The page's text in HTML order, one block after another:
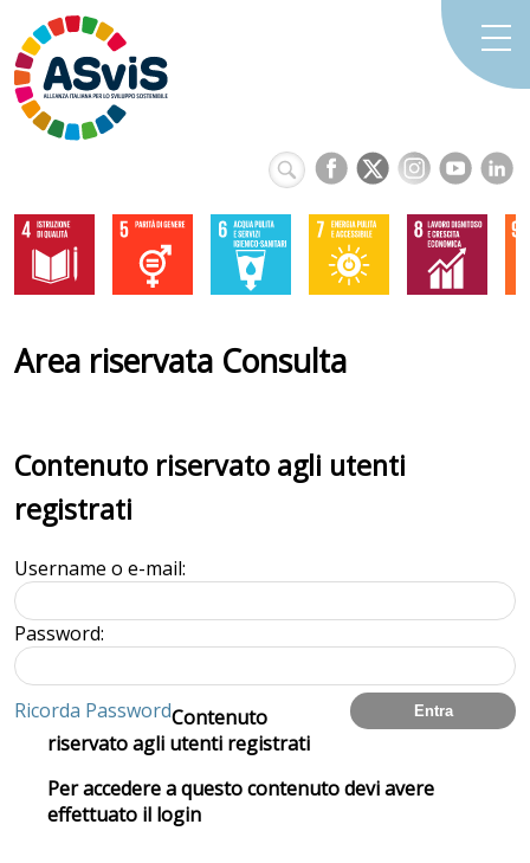
Area riservata Consulta
Contenuto riservato agli utenti
registrati
Username o e-mail:
Password:
Ricorda PasswordContenuto
riservato agli utenti registrati
Per accedere a questo contenuto devi avere
effettuato il login